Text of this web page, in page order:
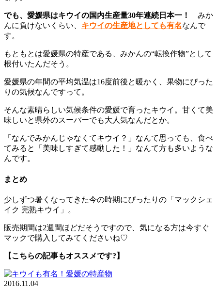
でも、愛媛県はキウイの国内生産量30年連続日本一！
みか
んに負けないくらい、 キウイの生産地としても有名なんで
す。
もともとは愛媛県の特産である、みかんの“転換作物”として
根付いたんだそう。
愛媛県の年間の平均気温は16度前後と暖かく、果物にぴった
りの気候なんですって。
そんな素晴らしい気候条件の愛媛で育ったキウイ。甘くて美
味しいと県外のスーパーでも大人気なんだとか。
「なんでみかんじゃなくてキウイ？」なんて思っても、食べ
てみると「美味しすぎて感動した！」なんて方も多いような
んです。
まとめ
少しずつ暑くなってきた今の時期にぴったりの「マックシェ
イク 完熟キウイ」。
販売期間は2週間ほどだそうですので、気になる方は今すぐ
マックで購入してみてくださいね♡
【こちらの記事もオススメです?】
2016.11.04